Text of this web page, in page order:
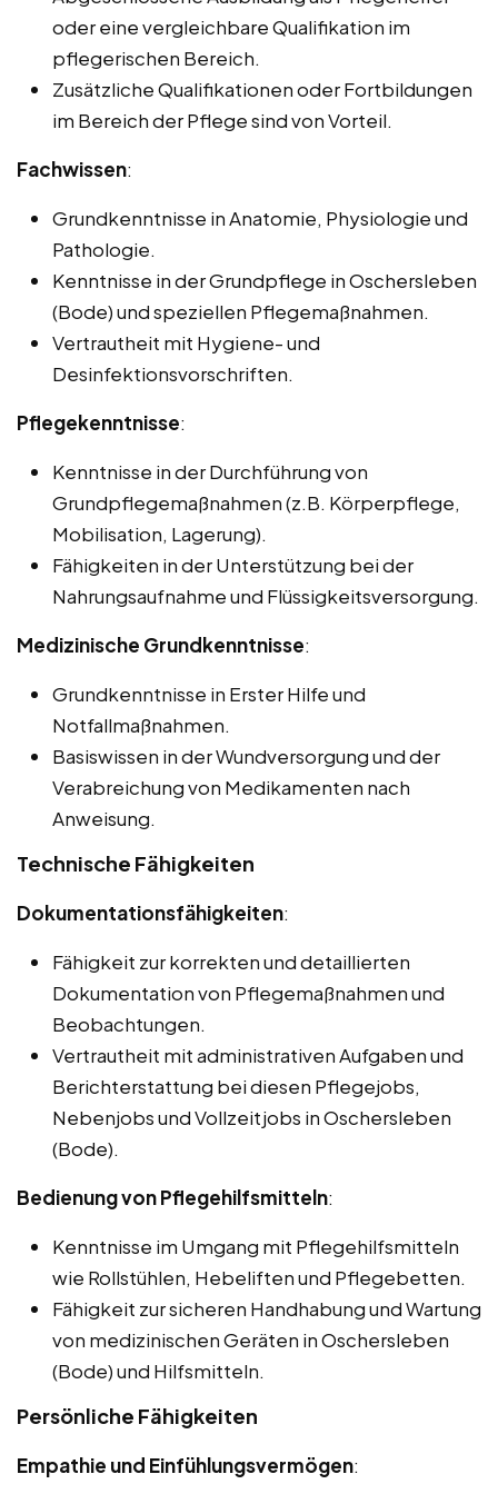
oder eine vergleichbare Qualifikation im
pflegerischen Bereich.
Zusätzliche Qualifikationen oder Fortbildungen
im Bereich der Pflege sind von Vorteil.
Fachwissen:
Grundkenntnisse in Anatomie, Physiologie und
Pathologie.
Kenntnisse in der Grundpflege in Oschersleben
(Bode) und speziellen Pflegemaßnahmen.
Vertrautheit mit Hygiene- und
Desinfektionsvorschriften.
Pflegekenntnisse:
Kenntnisse in der Durchführung von
Grundpflegemaßnahmen (z.B. Körperpflege,
Mobilisation, Lagerung).
Fähigkeiten in der Unterstützung bei der
Nahrungsaufnahme und Flüssigkeitsversorgung.
Medizinische Grundkenntnisse:
Grundkenntnisse in Erster Hilfe und
Notfallmaßnahmen.
Basiswissen in der Wundversorgung und der
Verabreichung von Medikamenten nach
Anweisung.
Technische Fähigkeiten
Dokumentationsfähigkeiten:
Fähigkeit zur korrekten und detaillierten
Dokumentation von Pflegemaßnahmen und
Beobachtungen.
Vertrautheit mit administrativen Aufgaben und
Berichterstattung bei diesen Pflegejobs,
Nebenjobs und Vollzeitjobs in Oschersleben
(Bode).
Bedienung von Pflegehilfsmitteln:
Kenntnisse im Umgang mit Pflegehilfsmitteln
wie Rollstühlen, Hebeliften und Pflegebetten.
Fähigkeit zur sicheren Handhabung und Wartung
von medizinischen Geräten in Oschersleben
(Bode) und Hilfsmitteln.
Persönliche Fähigkeiten
Empathie und Einfühlungsvermögen: